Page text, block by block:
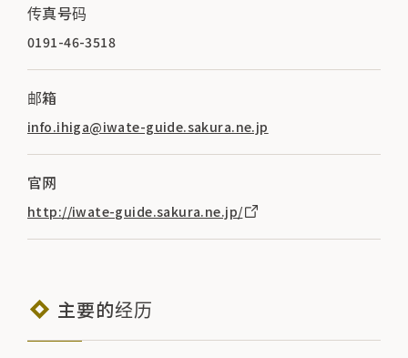
传真号码
0191-46-3518
邮箱
info.ihiga@iwate-guide.sakura.ne.jp
官网
http://iwate-guide.sakura.ne.jp/
主要的经历